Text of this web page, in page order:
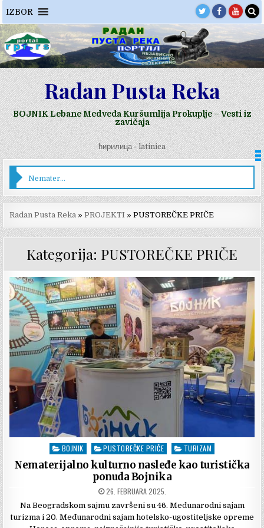
to
content
IZBOR
Radan Pusta Reka
BOJNIK Lebane Medveđa Kuršumlija Prokuplje – Vesti iz
zavičaja
ћирилица-latinica
Radan Pusta Reka »PROJEKTI »PUSTOREČKE PRIČE
Kategorija: PUSTOREČKE PRIČE
Posted
BOJNIK PUSTOREČKE PRIČE TURIZAM
Nematerijalno kulturno nasleđe kao turistička
ponuda Bojnika
DATUM
OBJAVLJIVANJA:
26. FEBRUARA 2025.
Na Beogradskom sajmu završeni su 46. Međunarodni sajam
turizma i 20. Međunarodni sajam hotelsko-ugostiteljske opreme